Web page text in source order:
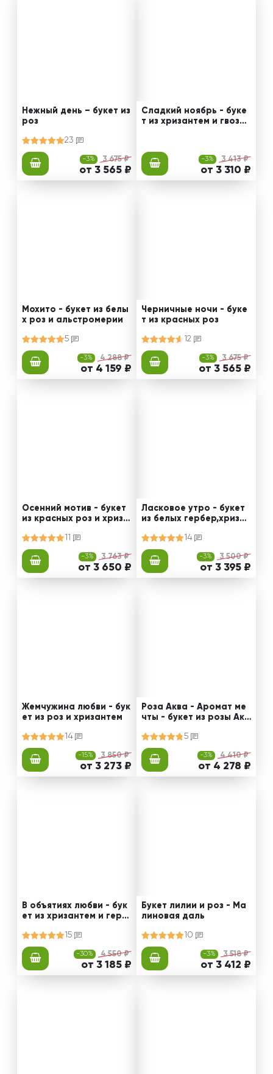
Нежный день – букет из
роз
23
-3% 3 675 ₽
от 3 565 ₽
Сладкий ноябрь - буке
т из хризантем и гвозди
-3% 3 413 ₽
от 3 310 ₽
Мохито - букет из белы
х роз и альстромерии
5
-3% 4 288 ₽
от 4 159 ₽
Черничные ночи - буке
т из красных роз
12
-3% 3 675 ₽
от 3 565 ₽
Осенний мотив - букет
из красных роз и хриза
11
-3% 3 763 ₽
от 3 650 ₽
Ласковое утро - букет
из белых гербер,хризан
14
-3% 3 500 ₽
от 3 395 ₽
Жемчужина любви - бук
ет из роз и хризантем
14
-15% 3 850 ₽
от 3 273 ₽
Роза Аква - Аромат ме
чты - букет из розы Акв
5
-3% 4 410 ₽
от 4 278 ₽
В объятиях любви - бук
ет из хризантем и герб
15
-30% 4 550 ₽
от 3 185 ₽
Букет лилии и роз - Ма
линовая даль
10
-3% 3 518 ₽
от 3 412 ₽